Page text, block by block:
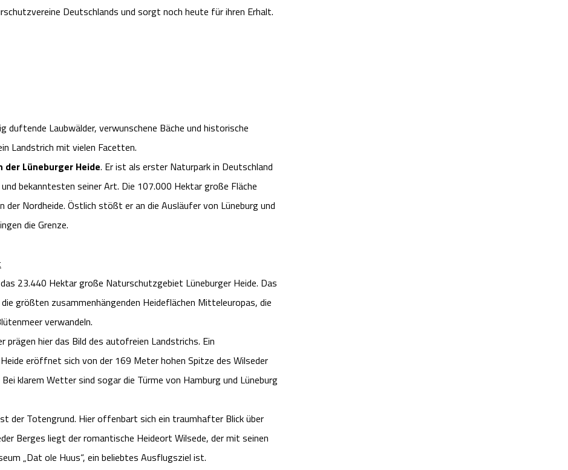
Deutschlands und sorgt noch heute für ihren Erhalt.
Laubwälder, verwunschene Bäche und historische
Landstrich mit vielen Facetten.
der Lüneburger Heide. Er ist als erster Naturpark in Deutschland
bekanntesten seiner Art. Die 107.000 Hektar große Fläche
der Nordheide. Östlich stößt er an die Ausläufer von Lüneburg und
die Grenze.
23.440 Hektar große Naturschutzgebiet Lüneburger Heide. Das
größten zusammenhängenden Heideflächen Mitteleuropas, die
verwandeln.
prägen hier das Bild des autofreien Landstrichs. Ein
eröffnet sich von der 169 Meter hohen Spitze des Wilseder
klarem Wetter sind sogar die Türme von Hamburg und Lüneburg
der Totengrund. Hier offenbart sich ein traumhafter Blick über
Berges liegt der romantische Heideort Wilsede, der mit seinen
„Dat ole Huus“, ein beliebtes Ausflugsziel ist.